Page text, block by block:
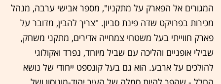
המגורים אל הפארק על מתקניו", מספר אבישי ערבה, מנהל
מכירות בפרויקט שדה פינת סביון. "צריך להבין, מדובר על
פארק חווייתי בעל משטחי צמחייה אדירים, מתקני משחק,
שבילי אופניים והליכה עם שביל מיוחד, נפרד ואקולוגי
להולכים על ארבע. הוא גם בעל קונספט ייחודי של נושא